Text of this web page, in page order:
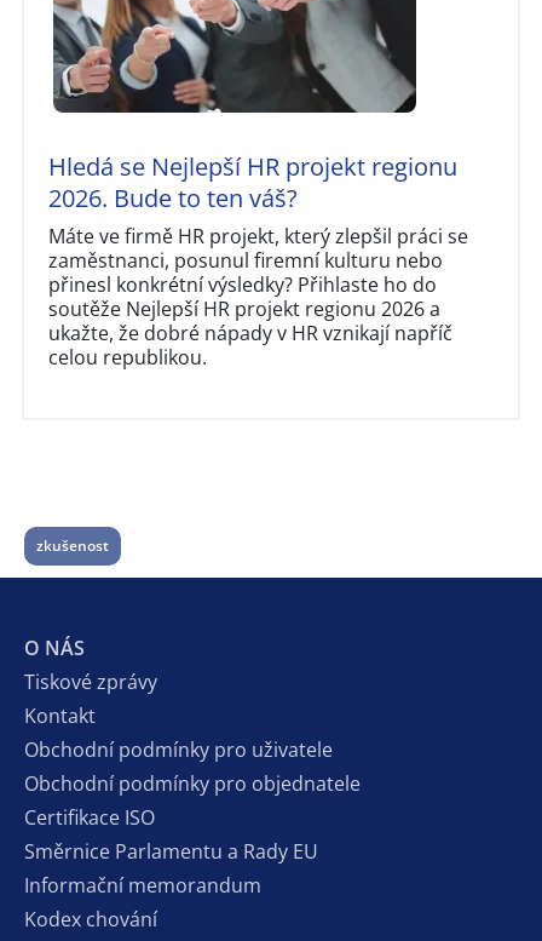
Hledá se Nejlepší HR projekt regionu
2026. Bude to ten váš?
Máte ve firmě HR projekt, který zlepšil práci se
zaměstnanci, posunul firemní kulturu nebo
přinesl konkrétní výsledky? Přihlaste ho do
soutěže Nejlepší HR projekt regionu 2026 a
ukažte, že dobré nápady v HR vznikají napříč
celou republikou.
zkušenost
O NÁS
Tiskové zprávy
Kontakt
Obchodní podmínky pro uživatele
Obchodní podmínky pro objednatele
Certifikace ISO
Směrnice Parlamentu a Rady EU
Informační memorandum
Kodex chování